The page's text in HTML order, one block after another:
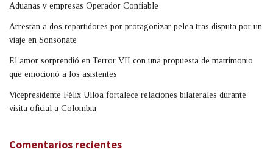
Aduanas y empresas Operador Confiable
Arrestan a dos repartidores por protagonizar pelea tras disputa por un
viaje en Sonsonate
El amor sorprendió en Terror VII con una propuesta de matrimonio
que emocionó a los asistentes
Vicepresidente Félix Ulloa fortalece relaciones bilaterales durante
visita oficial a Colombia
Comentarios recientes